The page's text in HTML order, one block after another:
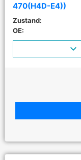
470(H4D-E4))
Zustand:
OE: